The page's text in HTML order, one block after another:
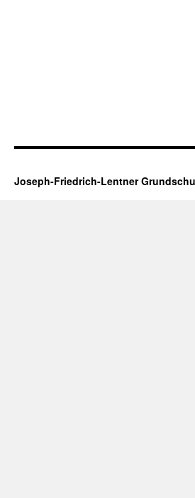
Joseph-Friedrich-Lentner